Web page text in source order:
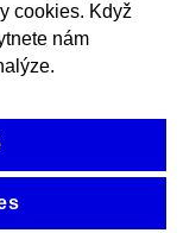
cookies. Když
nám